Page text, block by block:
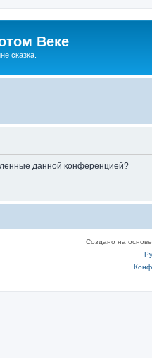
Веке
сказка.
данной конференцией?
Создано на основе